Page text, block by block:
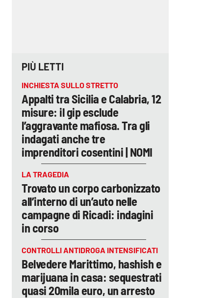
PIÙ LETTI
INCHIESTA SULLO STRETTO
Appalti tra Sicilia e Calabria, 12
misure: il gip esclude
l’aggravante mafiosa. Tra gli
indagati anche tre
imprenditori cosentini | NOMI
LA TRAGEDIA
Trovato un corpo carbonizzato
all’interno di un’auto nelle
campagne di Ricadi: indagini
in corso
CONTROLLI ANTIDROGA INTENSIFICATI
Belvedere Marittimo, hashish e
marijuana in casa: sequestrati
quasi 20mila euro, un arresto